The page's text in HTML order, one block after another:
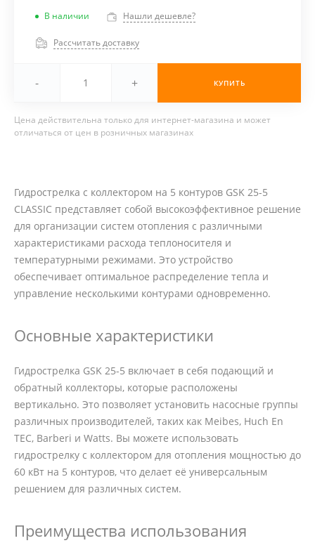
В наличии Нашли дешевле?
Рассчитать доставку
- + КУПИТЬ
Цена действительна только для интернет-магазина и может
отличаться от цен в розничных магазинах
Гидрострелка с коллектором на 5 контуров GSK 25-5
CLASSIC представляет собой высокоэффективное решение
для организации систем отопления с различными
характеристиками расхода теплоносителя и
температурными режимами. Это устройство
обеспечивает оптимальное распределение тепла и
управление несколькими контурами одновременно.
Основные характеристики
Гидрострелка GSK 25-5 включает в себя подающий и
обратный коллекторы, которые расположены
вертикально. Это позволяет установить насосные группы
различных производителей, таких как Meibes, Huch En
TEC, Barberi и Watts. Вы можете использовать
гидрострелку с коллектором для отопления мощностью до
60 кВт на 5 контуров, что делает её универсальным
решением для различных систем.
Преимущества использования